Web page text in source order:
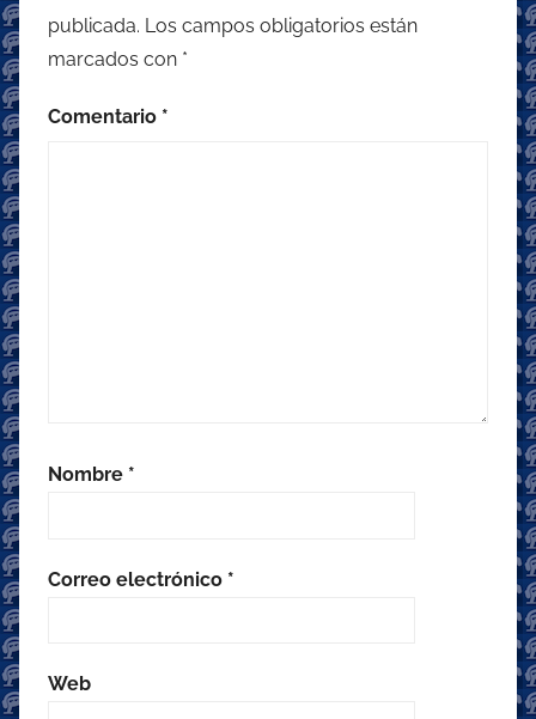
publicada. Los campos obligatorios están
marcados con *
Comentario *
Nombre *
Correo electrónico *
Web